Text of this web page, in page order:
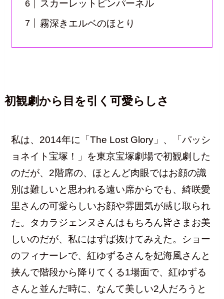
スカーレットピンパーネル
霧深きエルベのほとり
初観劇から目を引く可愛らしさ
私は、2014年に「The Lost Glory」、「パッシ
ョネイト宝塚！」を東京宝塚劇場で初観劇した
のだが、2階席の、ほとんど肉眼ではお顔の識
別は難しいと思われる遠い席からでも、綺咲愛
里さんの可愛らしいお顔や雰囲気が感じ取られ
た。タカラジェンヌさんはもちろん皆さまお美
しいのだが、私にはずば抜けてみえた。ショー
のフィナーレで、紅ゆずるさんを妃海風さんと
挟んで階段から降りてくる1場面で、紅ゆずる
さんと並んだ時に、なんて美しい2人だろうと